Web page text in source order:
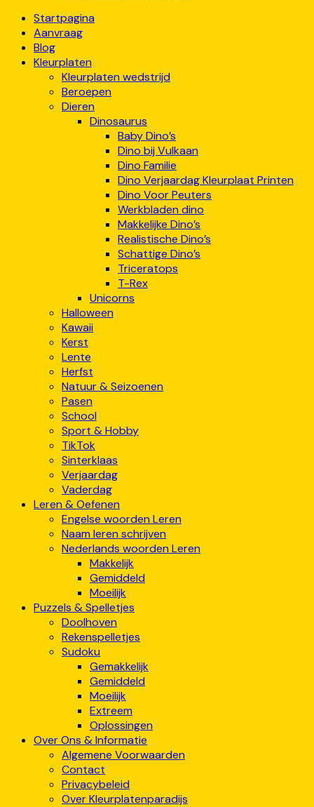
Startpagina
Aanvraag
Blog
Kleurplaten
Kleurplaten wedstrijd
Beroepen
Dieren
Dinosaurus
Baby Dino’s
Dino bij Vulkaan
Dino Familie
Dino Verjaardag Kleurplaat Printen
Dino Voor Peuters
Werkbladen dino
Makkelijke Dino’s
Realistische Dino’s
Schattige Dino’s
Triceratops
T-Rex
Unicorns
Halloween
Kawaii
Kerst
Lente
Herfst
Natuur & Seizoenen
Pasen
School
Sport & Hobby
TikTok
Sinterklaas
Verjaardag
Vaderdag
Leren & Oefenen
Engelse woorden Leren
Naam leren schrijven
Nederlands woorden Leren
Makkelijk
Gemiddeld
Moeilijk
Puzzels & Spelletjes
Doolhoven
Rekenspelletjes
Sudoku
Gemakkelijk
Gemiddeld
Moeilijk
Extreem
Oplossingen
Over Ons & Informatie
Algemene Voorwaarden
Contact
Privacybeleid
Over Kleurplatenparadijs